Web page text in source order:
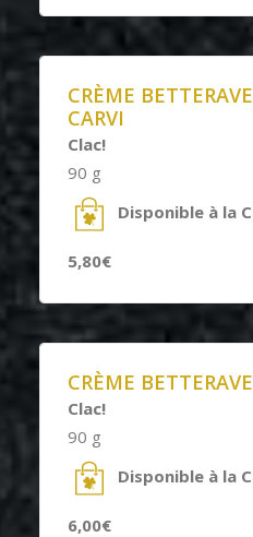
CRÈME
CARVI
Clac!
90 g
Disponible à la
5,80€
CRÈME
Clac!
90 g
Disponible à la
6,00€